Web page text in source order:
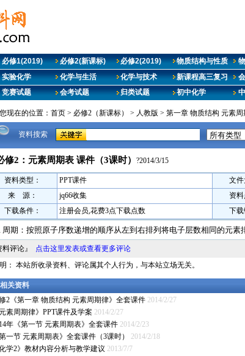
必修1(2019) 必修2(新课标) 必修2(2019) 物质结构与性质
实验化学 化学与生活 化学与技术 新课程高三复习
竞赛试题 会考试题 归类试题 初中化学
您现在的位置： 首页 > 必修2（新课标） > 人教版 > 第一章 物质结构 元素周
资料搜索
修2：元素周期表 课件（3课时） ?2014/3/15
资料类型： PPT课件 文件
来 源：
jq66收集 资料
下载条件：
注册会员,花费3点下载点数 下载
周期：按照原子序数递增的顺序从左到右排列将电子层数相同的元素
料评论』 点击这里发表或查看更多评论
： 本站所收录资料、评论属其个人行为，与本站立场无关。
关资料
2《第一章 物质结构 元素周期律》全套课件 2014/2/27
元素周期律》PPT课件及学案 2014/2/27
年《第一节 元素周期表》全套课件 2014/2/23
第一节 元素周期表》全套课件（3课时）
2014/2/18
化学2》教材内容分析与教学建议 2013/7/7